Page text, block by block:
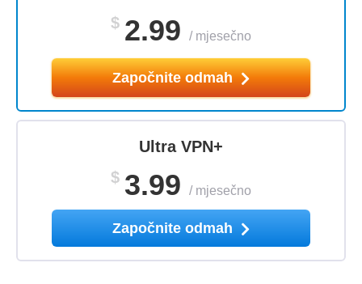
$ 2.99 / mjesečno
Započnite odmah
Ultra VPN+
$ 3.99 / mjesečno
Započnite odmah